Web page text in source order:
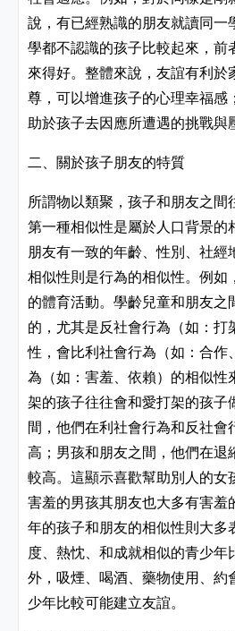
說，有已經熟識的朋友就讀同一
學都不認識的孩子比較起來，前
來得好。整體來說，友誼有利於
尊，可以增進孩子的心理幸福感
助於孩子去因應所遭遇的挑戰與
二、關於孩子朋友的特質
所謂物以類聚，孩子和朋友之間
第一種相似性是屬於人口背景的
朋友有一致的年齡、性別、社經
相似性則是行為的相似性。例如
的體育活動。學齡兒童和朋友之
的，尤其是反社會行為（如：打
性，會比利社會行為（如：合作
為（如：害羞、依賴）的相似性
架的孩子往往會和愛打架的孩子
間，他們在利社會行為和反社會
高；男孩和朋友之間，他們在退
較高。這顯示喜歡幫助別人的女
害羞的男孩其朋友也大多有害羞
年的孩子和朋友的相似性則大多
度、熱忱、和成就相似的青少年
外，吸煙、喝酒、藥物使用、約
少年比較可能建立友誼。